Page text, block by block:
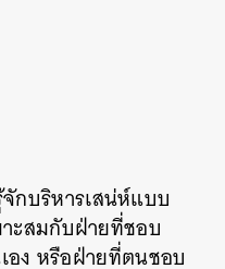
กบริหารเสน่ห์แบบ
ะสมกับฝ่ายที่ชอบ
ง หรือฝ่ายที่ตนชอบ